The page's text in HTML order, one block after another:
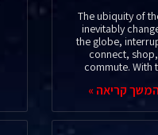
The ubiquity of
inevitably
the globe,
connect,
commute. With
קריאה »